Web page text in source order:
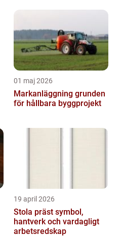
01 maj 2026
Markanläggning grunden
för hållbara byggprojekt
19 april 2026
Stola präst symbol,
hantverk och vardagligt
arbetsredskap